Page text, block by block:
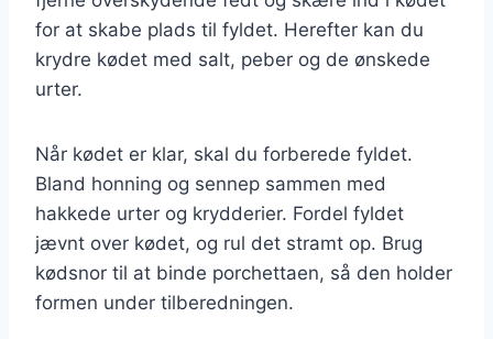
for at skabe plads til fyldet. Herefter kan du
krydre kødet med salt, peber og de ønskede
urter.
Når kødet er klar, skal du forberede fyldet.
Bland honning og sennep sammen med
hakkede urter og krydderier. Fordel fyldet
jævnt over kødet, og rul det stramt op. Brug
kødsnor til at binde porchettaen, så den holder
formen under tilberedningen.